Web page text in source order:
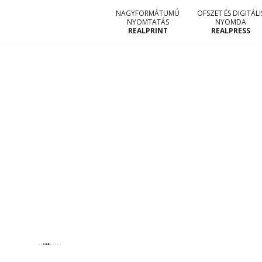
NAGYFORMÁTUMÚ
NYOMTATÁS
REALPRINT
OFSZET ÉS
NYOMDA
REALPRESS